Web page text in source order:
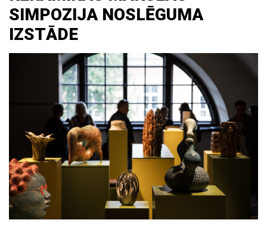
SIMPOZIJA NOSLĒGUMA
IZSTĀDE